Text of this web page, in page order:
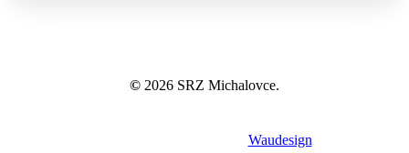
© 2026 SRZ Michalovce.
Waudesign